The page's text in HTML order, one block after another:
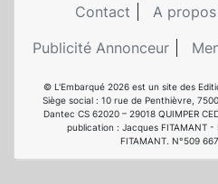
Contact
A
Publicité Annonceur
© L'Embarqué 2026 est un site des
Siège social : 10 rue de Penthièvre,
Dantec CS 62020 – 29018 QUIMPER
publication : Jacques FITAMANT
FITAMANT. N°509